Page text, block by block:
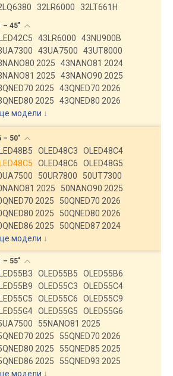
32LR6000 32LT661H
– 45"
43LR6000
43NU900B
43UA7500
43UT8000
2025
43NANO81 2024
2025
43NANO90 2025
2025
43QNED70 2026
2025
43QNED80 2026
модели ↓
– 50"
OLED48C3
OLED48C4
OLED48C6
OLED48G5
50UR7800
50UT7300
2025
50NANO90 2025
2025
50QNED70 2026
2025
50QNED80 2026
2025
50QNED87 2024
модели ↓
– 55"
OLED55B5
OLED55B6
OLED55C3
OLED55C4
OLED55C6
OLED55C9
OLED55G5
OLED55G6
55NANO81 2025
2025
55QNED70 2026
2025
55QNED85 2025
2025
55QNED93 2025
модели ↓